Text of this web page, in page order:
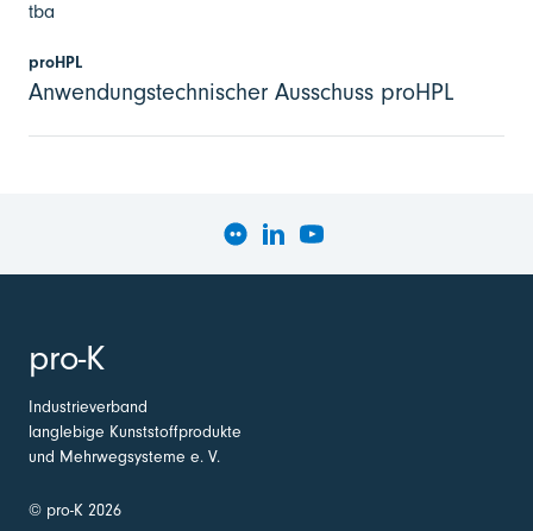
tba
proHPL
Anwendungstechnischer Ausschuss proHPL
pro-K
Industrieverband
langlebige Kunststoffprodukte
und Mehrwegsysteme e. V.
© pro-K 2026